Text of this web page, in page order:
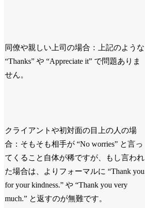
同僚や親しい上司の場合：上記のような
“Thanks” や “Appreciate it” で問題ありま
せん。
クライアントや初対面の目上の人の場
合：そもそも相手が “No worries” と言っ
てくること自体が稀ですが、もし言われ
た場合は、よりフォーマルに “Thank you
for your kindness.” や “Thank you very
much.” と返すのが無難です。